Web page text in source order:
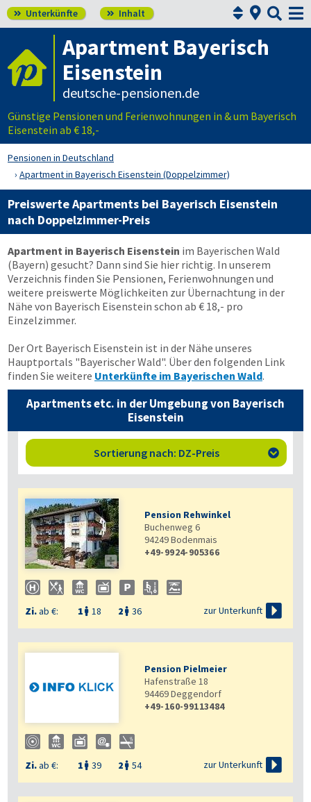
 Unterkünfte  Inhalt  

Apartment Bayerisch
Eisenstein
deutsche-pensionen.de
Günstige Pensionen und Ferienwohnungen in & um Bayerisch
Eisenstein ab € 18,-
Pensionen in Deutschland
Apartment in Bayerisch Eisenstein (Doppelzimmer)
Preiswerte Apartments bei Bayerisch Eisenstein
nach Doppelzimmer-Preis
Apartment in Bayerisch Eisenstein im Bayerischen Wald
(Bayern) gesucht? Dann sind Sie hier richtig. In unserem
Verzeichnis finden Sie Pensionen, Ferienwohnungen und
weitere preiswerte Möglichkeiten zur Übernachtung in der
Nähe von Bayerisch Eisenstein schon ab € 18,- pro
Einzelzimmer.
Der Ort Bayerisch Eisenstein ist in der Nähe unseres
Hauptportals "Bayerischer Wald". Über den folgenden Link
finden Sie weitere Unterkünfte im Bayerischen Wald.
Apartments etc. in der Umgebung von Bayerisch
Eisenstein
Sortierung nach: DZ-Preis 

Pension Rehwinkel
Buchenweg 6
94249Bodenmais
+49-9924-905366
Zi.ab €: 1  18 2  36 zur Unterkunft 
Pension Pielmeier
Hafenstraße 18
94469Deggendorf
+49-160-99113484
Zi.ab €: 1  39 2  54 zur Unterkunft 